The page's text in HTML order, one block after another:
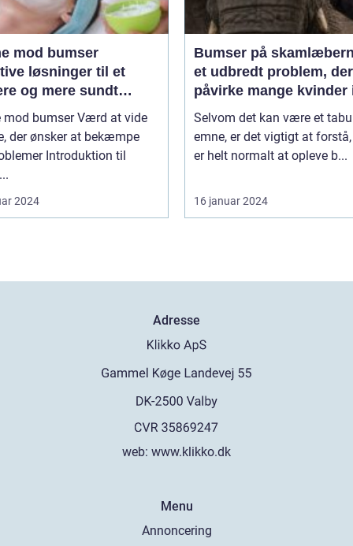
mod bumser
løsninger til et
og mere sundt
bumser Værd at vide
der ønsker at bekæmpe
Introduktion til
2024
Bumser på
et udbredt problem,
påvirke mange kvinder
forskellige aldre
Selvom det kan være et
emne, er det vigtigt at
er helt normalt at opleve b...
16 januar 2024
Adresse
web: www.klikko.dk
Menu
Annoncering